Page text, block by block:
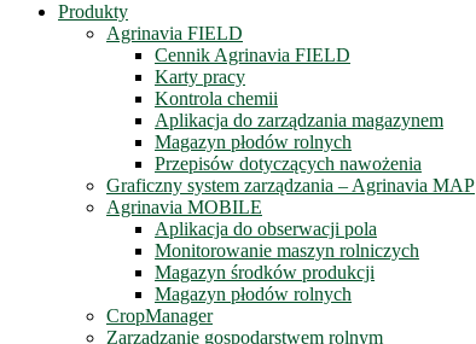
Produkty
Agrinavia FIELD
Cennik Agrinavia FIELD
Karty pracy
Kontrola chemii
Aplikacja do zarządzania magazynem
Magazyn płodów rolnych
Przepisów dotyczących nawożenia
Graficzny system zarządzania – Agrinavia MAP
Agrinavia MOBILE
Aplikacja do obserwacji pola
Monitorowanie maszyn rolniczych
Magazyn środków produkcji
Magazyn płodów rolnych
CropManager
Zarządzanie gospodarstwem rolnym